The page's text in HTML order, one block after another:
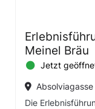
Meinel Bräu
Jetzt
Die